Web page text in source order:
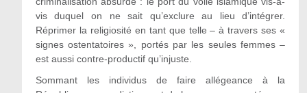
vis duquel on ne sait qu’exclure au lieu d’intégrer.
Réprimer la religiosité en tant que telle – à travers ses «
signes ostentatoires », portés par les seules femmes –
est aussi contre-productif qu’injuste.
Sommant les individus de faire allégeance à la